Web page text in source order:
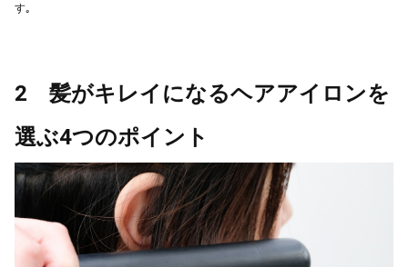
す｡
2 髪がキレイになるヘアアイロンを
選ぶ4つのポイント